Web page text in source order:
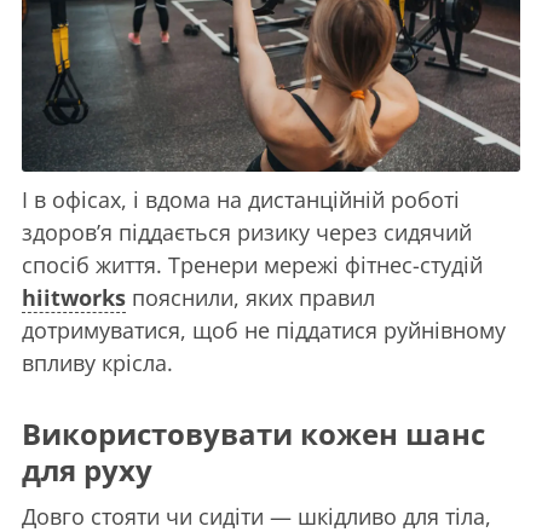
І в офісах, і вдома на дистанційній роботі
здоров’я піддається ризику через сидячий
спосіб життя. Тренери мережі фітнес-студій
hiitworks пояснили, яких правил
дотримуватися, щоб не піддатися руйнівному
впливу крісла.
Використовувати кожен шанс
для руху
Довго стояти чи сидіти — шкідливо для тіла,